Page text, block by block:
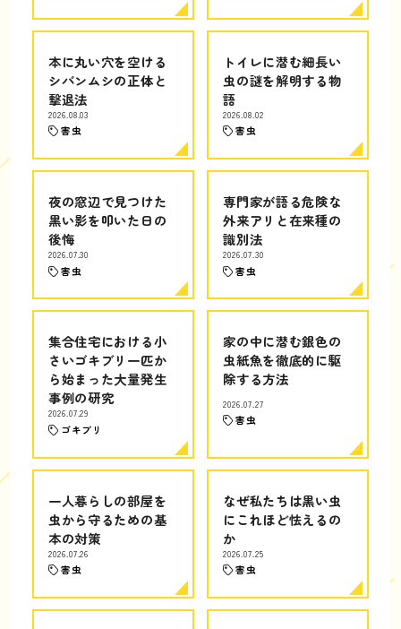
本に丸い穴を空ける
シバンムシの正体と
撃退法
2026.08.03
害虫
トイレに潜む細長い
虫の謎を解明する物
語
2026.08.02
害虫
夜の窓辺で見つけた
黒い影を叩いた日の
後悔
2026.07.30
害虫
専門家が語る危険な
外来アリと在来種の
識別法
2026.07.30
害虫
集合住宅における小
さいゴキブリ一匹か
ら始まった大量発生
事例の研究
2026.07.29
ゴキブリ
家の中に潜む銀色の
虫紙魚を徹底的に駆
除する方法
2026.07.27
害虫
一人暮らしの部屋を
虫から守るための基
本の対策
2026.07.26
害虫
なぜ私たちは黒い虫
にこれほど怯えるの
か
2026.07.25
害虫